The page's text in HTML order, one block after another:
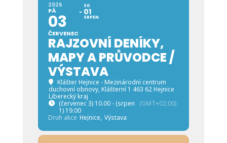
2026
PÁ
03
ČERVENEC
SO
01
SRPEN
RAJZOVNÍ DENÍKY,
MAPY A PRŮVODCE /
VÝSTAVA
Klášter Hejnice - Mezinárodní centrum
duchovní obnovy, Klášterní 1 463 62 Hejnice
Liberecký kraj
(červenec 3) 10.00 - (srpen
1) 19.00
(GMT+02:00)
Druh akce Hejnice, Výstava